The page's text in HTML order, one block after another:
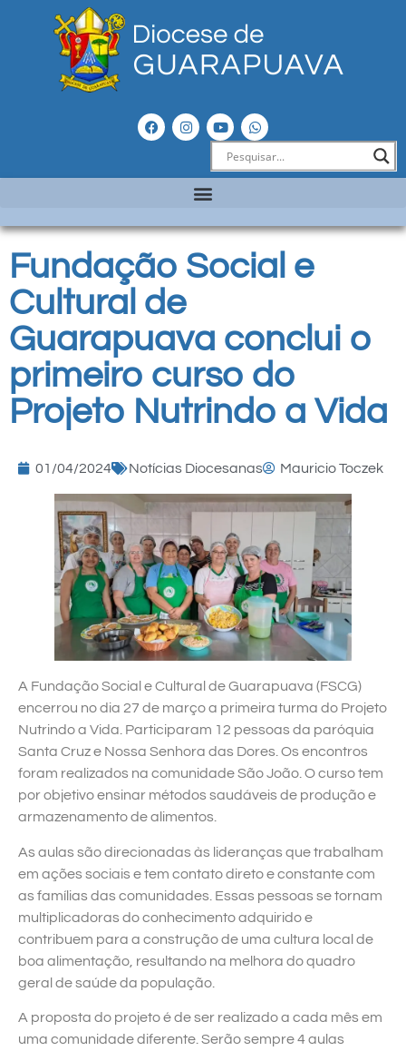
Fundação Social e
Cultural de
Guarapuava conclui o
primeiro curso do
Projeto Nutrindo a Vida
01/04/2024 Notícias Diocesanas Mauricio Toczek
A Fundação Social e Cultural de Guarapuava (FSCG)
encerrou no dia 27 de março a primeira turma do Projeto
Nutrindo a Vida. Participaram 12 pessoas da paróquia
Santa Cruz e Nossa Senhora das Dores. Os encontros
foram realizados na comunidade São João. O curso tem
por objetivo ensinar métodos saudáveis de produção e
armazenamento de alimentos.
As aulas são direcionadas às lideranças que trabalham
em ações sociais e tem contato direto e constante com
as famílias das comunidades. Essas pessoas se tornam
multiplicadoras do conhecimento adquirido e
contribuem para a construção de uma cultura local de
boa alimentação, resultando na melhora do quadro
geral de saúde da população.
A proposta do projeto é de ser realizado a cada mês em
uma comunidade diferente. Serão sempre 4 aulas